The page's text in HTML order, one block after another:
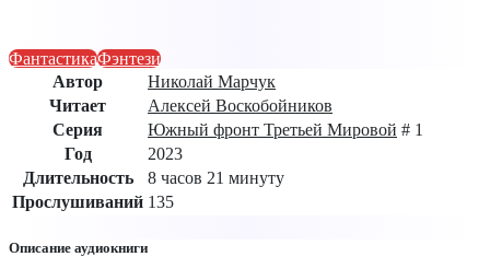
ФантастикаФэнтези
Автор
Николай Марчук
Читает
Алексей Воскобойников
Серия
Южный фронт Третьей Мировой # 1
Год
2023
Длительность
8 часов 21 минуту
Прослушиваний 135
Описание аудиокниги